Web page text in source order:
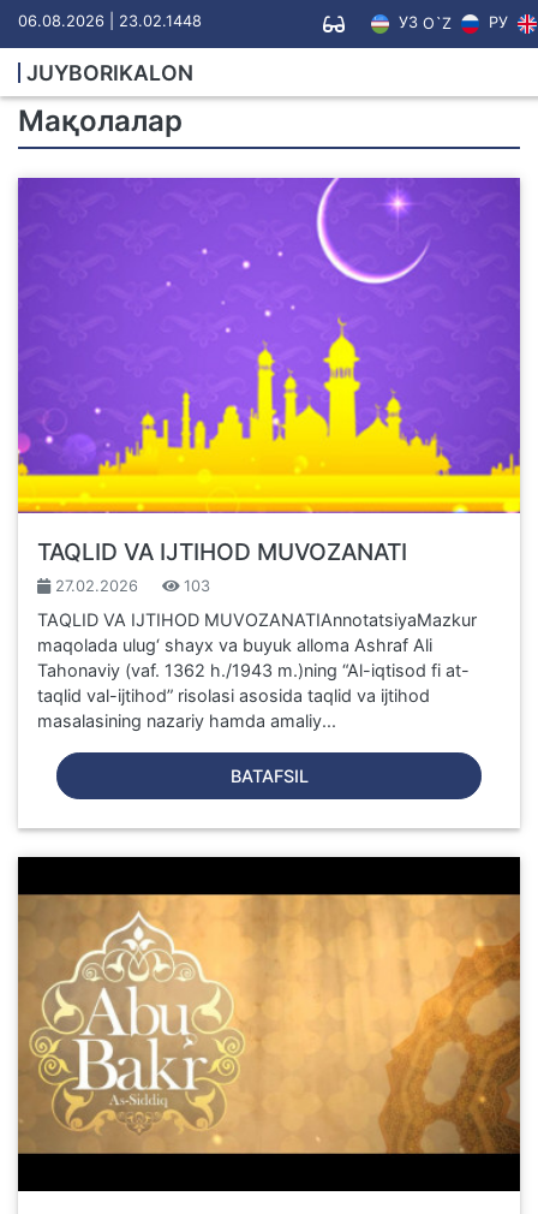
06.08.2026 | 23.02.1448 УЗ O`Z РУ
JUYBORIKALON
Мақолалар
TAQLID VA IJTIHOD MUVOZANATI
27.02.2026 103
TAQLID VA IJTIHOD MUVOZANATIAnnotatsiyaMazkur
maqolada ulug‘ shayx va buyuk alloma Ashraf Ali
Tahonaviy (vaf. 1362 h./1943 m.)ning “Al-iqtisod fi at-
taqlid val-ijtihod” risolasi asosida taqlid va ijtihod
masalasining nazariy hamda amaliy...
BATAFSIL